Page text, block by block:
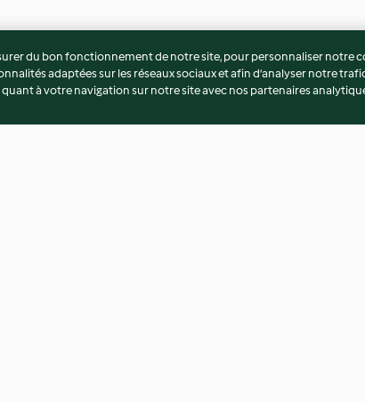
du bon fonctionnement de notre site, pour personnaliser notre
adaptées sur les réseaux sociaux et afin d’analyser notre
à votre navigation sur notre site avec nos partenaires